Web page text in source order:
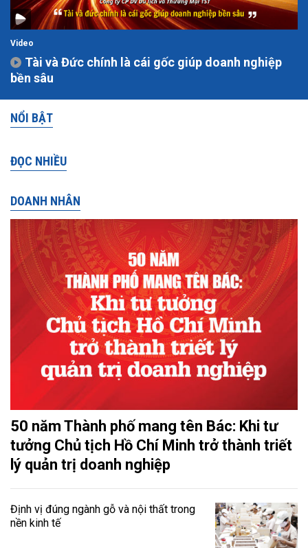
Video
Tài và Đức chính là cái gốc giúp doanh nghiệp
bền sâu
NỔI BẬT
ĐỌC NHIỀU
DOANH NHÂN
50 năm Thành phố mang tên Bác: Khi tư
tưởng Chủ tịch Hồ Chí Minh trở thành triết
lý quản trị doanh nghiệp
Định vị đúng ngành gỗ và nội thất trong
nền kinh tế